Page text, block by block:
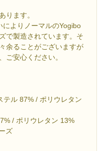
ります。
よりノーマルのYogibo
で製造されています。そ
余ることがございますが
ご安心ください。
テル 87% / ポリウレタン
/ ポリウレタン 13%
ズ